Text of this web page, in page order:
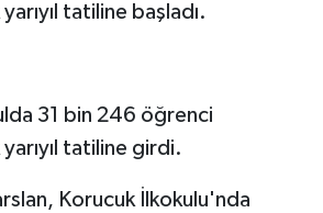
tatiline başladı.
31 bin 246 öğrenci
tatiline girdi.
Korucuk İlkokulu'nda